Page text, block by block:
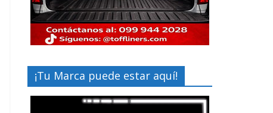
¡Tu Marca puede estar aquí!